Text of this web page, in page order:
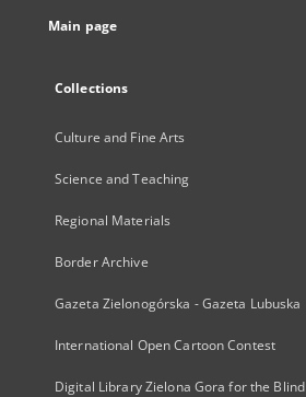
Main page
Collections
Culture and Fine Arts
Science and Teaching
Regional Materials
Border Archive
Gazeta Zielonogórska - Gazeta Lubuska
International Open Cartoon Contest
Digital Library Zielona Gora for the Blind